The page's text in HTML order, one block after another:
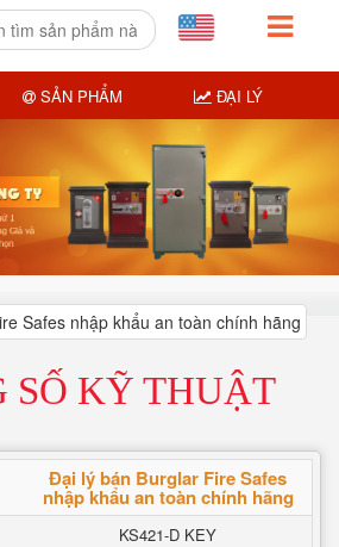
SỐ KỸ THUẬT
Đại lý bán Burglar Fire Safes
nhập khẩu an toàn chính hãng
KS421-D KEY
SẢN PHẨM ĐẠI LÝ